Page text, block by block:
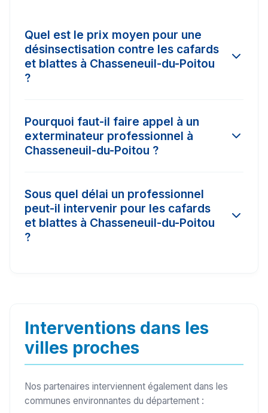
Quel est le prix moyen pour une
désinsectisation contre les cafards
et blattes à Chasseneuil-du-Poitou
?
Poitou varie selon l'ampleur de l'infestation et la
surface à traiter. En moyenne, les prix
constatés dans la région varient entre 150€ et
Pourquoi faut-il faire appel à un
exterminateur professionnel à
Chasseneuil-du-Poitou ?
classique à Chasseneuil-du-Poitou n'ont pas la
concentration nécessaire (produits biocides)
pour détruire les nids ou les œufs. Un pro
certifié Certibiocide a accès à des traitements
Sous quel délai un professionnel
peut-il intervenir pour les cafards
et blattes à Chasseneuil-du-Poitou
?
24h à 48h.
Interventions dans les
villes proches
Nos partenaires interviennent également dans les
communes environnantes du département :